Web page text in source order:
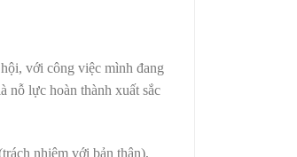
với công việc mình đang
nỗ lực hoàn thành xuất sắc
nhiệm với bản thân),